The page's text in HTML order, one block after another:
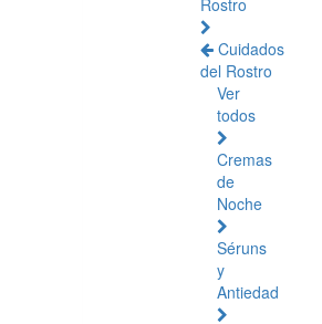
Rostro
Cuidados
del Rostro
Ver
todos
Cremas
de
Noche
Séruns
y
Antiedad